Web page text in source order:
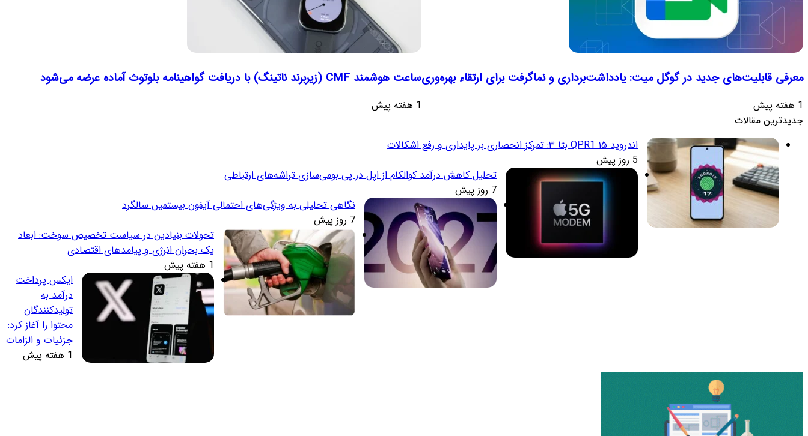
معرفی قابلیت‌های جدید در گوگل میت: یادداشت‌برداری و نماگرفت برای ارتقاء بهره‌وری
1 هفته پیش
ساعت هوشمند CMF (زیربرند ناتینگ) با دریافت گواهینامه بلوتوث آماده عرضه می‌شود
1 هفته پیش
جدیدترین مقالات
اندروید ۱۵ QPR1 بتا ۳: تمرکز انحصاری بر پایداری و رفع اشکالات
5 روز پیش
تحلیل کاهش درآمد کوالکام از اپل در پی بومی‌سازی تراشه‌های ارتباطی
7 روز پیش
نگاهی تحلیلی به ویژگی‌های احتمالی آیفون بیستمین سالگرد
7 روز پیش
تحولات بنیادین در سیاست تخصیص سوخت: ابعاد
یک بحران انرژی و پیامدهای اقتصادی
1 هفته پیش
ایکس پرداخت
درآمد به
تولیدکنندگان
محتوا را آغاز کرد:
جزئیات و الزامات
1 هفته پیش